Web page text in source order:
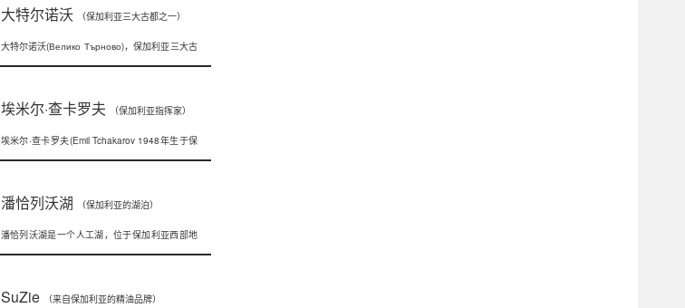
大特尔诺沃 （保加利亚三大古都之一）
大特尔诺沃(Велико Търново)，保加利亚三大古
埃米尔·查卡罗夫 （保加利亚指挥家）
埃米尔·查卡罗夫(Emil Tchakarov 1948年生于保
潘恰列沃湖 （保加利亚的湖泊）
潘恰列沃湖是一个人工湖，位于保加利亚西部地
SuZie （来自保加利亚的精油品牌）